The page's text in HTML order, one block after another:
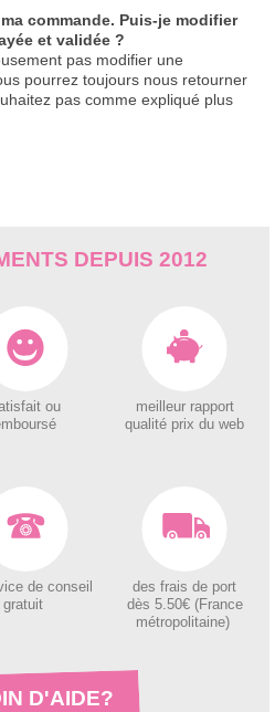
commande. Puis-je modifier
et validée ?
pas modifier une
pourrez toujours nous retourner
pas comme expliqué plus
DEPUIS 2012
ou
meilleur rapport
qualité prix du web
de conseil
gratuit
des frais de port
dès 5.50€ (France
métropolitaine)
D'AIDE?